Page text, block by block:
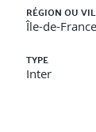
RÉGION OU
Île-de-France
TYPE
Inter